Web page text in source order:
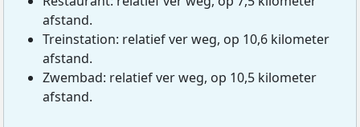
afstand.
Treinstation: relatief ver weg, op 10,6 kilometer
afstand.
Zwembad: relatief ver weg, op 10,5 kilometer
afstand.